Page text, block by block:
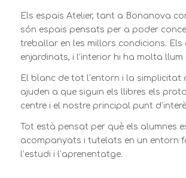
Els espais Atelier, tant a Bonanova
són espais pensats per a poder
treballar en les millors condicions. Els
enjardinats, i l’interior hi ha molta llum
El blanc de tot l’entorn i la simplicitat
ajuden a que siguin els llibres els
centre i el nostre principal punt
Tot està pensat per què els alumnes
acompanyats i tutelats en un entorn
l’estudi i l’aprenentatge.